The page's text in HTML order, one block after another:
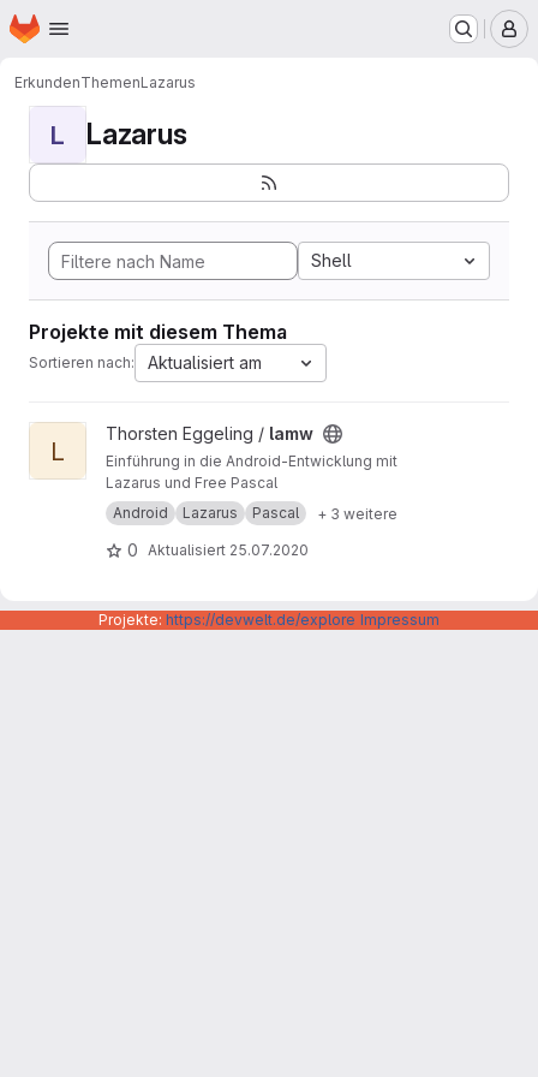
Zum Hauptinhalt springen
Startseite
ErkundenThemenLazarus
L Lazarus
Shell
Projekte mit diesem Thema
Sortieren nach: Aktualisiert am
Projekt lamw ansehen
L
Thorsten Eggeling / lamw
Einführung in die Android-Entwicklung mit
Lazarus und Free Pascal
Android
Lazarus Pascal + 3 weitere
0 Aktualisiert 25.07.2020
Projekte: https://devwelt.de/explore Impressum